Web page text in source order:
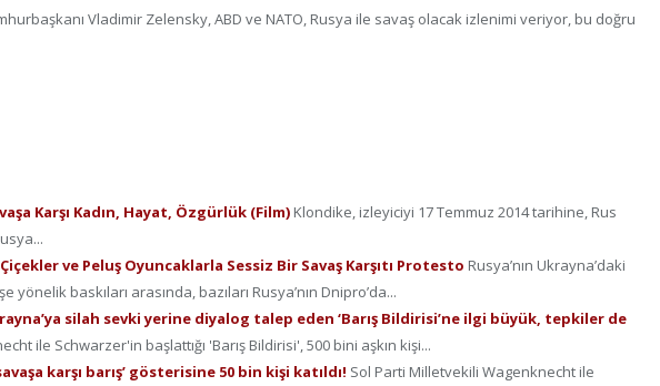
Vladimir Zelensky, ABD ve NATO, Rusya ile savaş olacak izlenimi veriyor, bu doğru
Karşı Kadın, Hayat, Özgürlük (Film) Klondike, izleyiciyi 17 Temmuz 2014 tarihine, Rus
ve Peluş Oyuncaklarla Sessiz Bir Savaş Karşıtı Protesto Rusya’nın Ukrayna’daki
yönelik baskıları arasında, bazıları Rusya’nın Dnipro’da...
silah sevki yerine diyalog talep eden ‘Barış Bildirisi’ne ilgi büyük, tepkiler de
ile Schwarzer'in başlattığı 'Barış Bildirisi', 500 bini aşkın kişi...
karşı barış’ gösterisine 50 bin kişi katıldı! Sol Parti Milletvekili Wagenknecht ile